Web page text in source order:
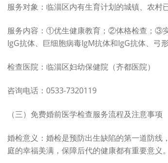
服务对象：临淄区内有生育计划的城镇、农村
服务内容：①优生健康教育；②体格检查；③
IgG抗体、巨细胞病毒IgM抗体和IgG抗体、
检查医院：临淄区妇幼保健院（齐都医院）
咨询电话：0533-7320119
（三）免费婚前医学检查服务流程及注意事项
婚检意义：婚检是预防出生缺陷的第一道防
庭的幸福美满，保障后代的健康都有重要意义。